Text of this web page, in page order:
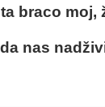
braco moj,
nas